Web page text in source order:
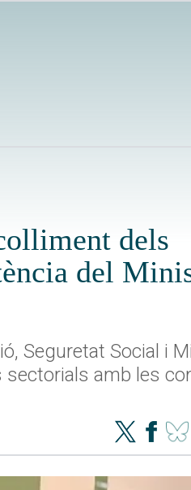
dels
del
Seguretat Social i
amb les